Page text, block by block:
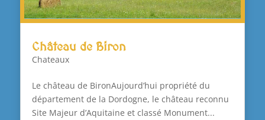
Château de Biron
Chateaux
Le château de BironAujourd’hui propriété du
département de la Dordogne, le château reconnu
Site Majeur d’Aquitaine et classé Monument...